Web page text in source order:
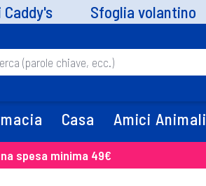
Sfoglia volantino
Casa Amici Animali
spesa minima 49€